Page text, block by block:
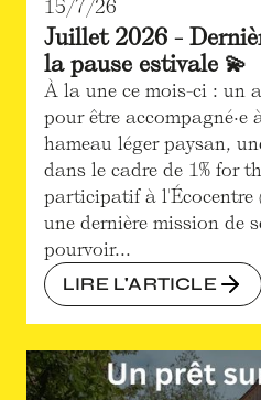
15/7/26
Juillet 2026 -
la pause estivale 💫
À la une ce mois-ci : un
pour être
hameau léger paysan,
dans le cadre de 1% for
participatif à l'Écocentre
une dernière mission de
pourvoir...
LIRE L'ARTICLE